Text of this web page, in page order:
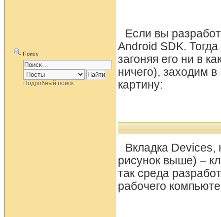
Поиск
Подробный поиск
Если вы
Android SDK.
загоняя его ни в
ничего), заходим
картину:
Вкладка
рисунок выше) –
так среда
рабочего